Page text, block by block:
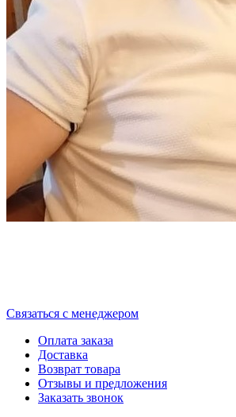
Cвязаться с менеджером
Оплата заказа
Доставка
Возврат товара
Отзывы и предложения
Заказать звонок